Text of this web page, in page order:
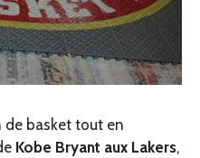
de basket tout en
Kobe Bryant aux Lakers,